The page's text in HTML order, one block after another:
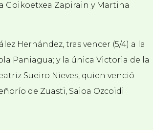
Goikoetxea Zapirain y Martina
Hernández, tras vencer (5/4) a la
Paniagua; y la única Victoria de la
Sueiro Nieves, quien venció
de Zuasti, Saioa Ozcoidi